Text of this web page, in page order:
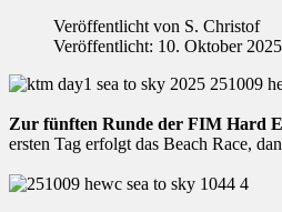
Veröffentlicht von S. Christof
Veröffentlicht: 10. Oktober 2025
Zur fünften Runde der FIM Hard
ersten Tag erfolgt das Beach Race,